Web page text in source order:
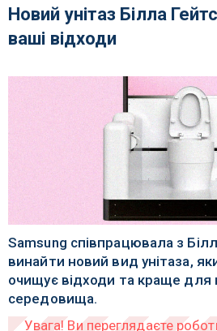
Новий унітаз Білла
ваші відходи
Samsung співпрацювала з
винайти новий вид унітаза,
очищує відходи та краще для
середовища.